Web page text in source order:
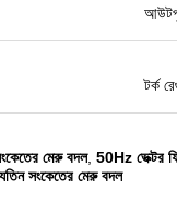
টর্ক
মেরু বদল, 50Hz ভেক্টর
সংকেতের মেরু বদল